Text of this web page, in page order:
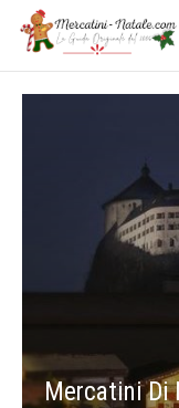
Mercatini Di